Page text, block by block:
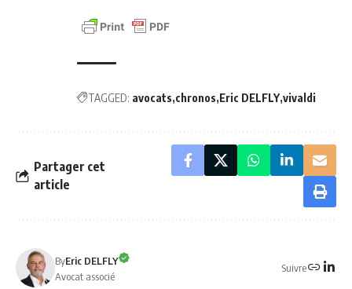
TAGGED: avocats chronos Eric DELFLY vivaldi
Partager cet
article
ByEric DELFLY
Avocat associé
Suivre